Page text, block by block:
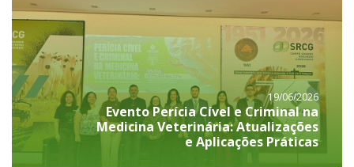
19/06/2026
Evento Perícia Cível e Criminal na
Medicina Veterinária: Atualizações
e Aplicações Práticas